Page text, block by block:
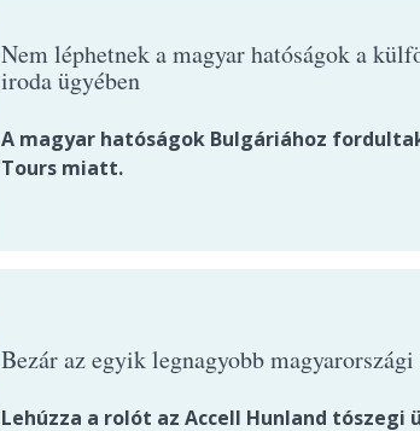
Nem léphetnek a magyar hatóságok a
iroda ügyében
A magyar hatóságok Bulgáriához
Tours miatt.
Bezár az egyik legnagyobb
Lehúzza a rolót az Accell Hunland tószegi